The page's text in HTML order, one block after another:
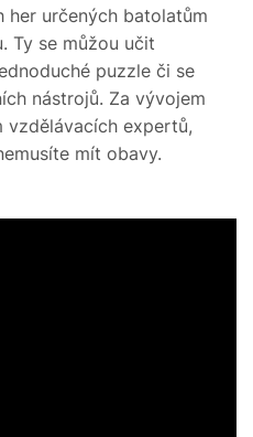
her určených batolatům
Ty se můžou učit
puzzle či se
nástrojů. Za vývojem
vzdělávacích expertů,
mít obavy.